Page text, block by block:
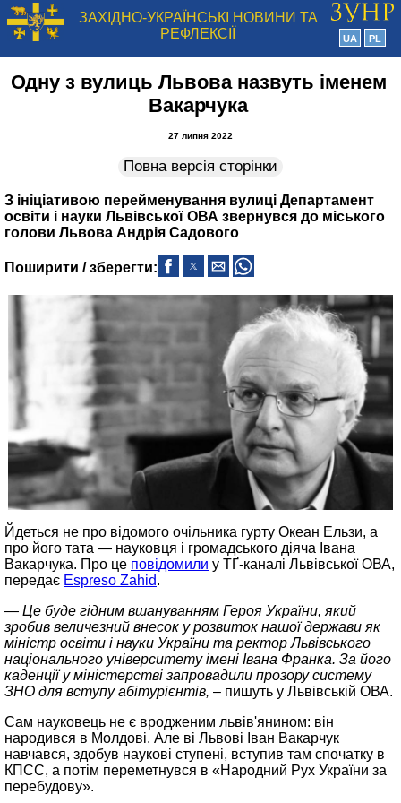
ЗАХІДНО-УКРАЇНСЬКІ НОВИНИ ТА
РЕФЛЕКСІЇ
UA PL
Одну з вулиць Львова назвуть іменем
Вакарчука
27 липня 2022
Повна версія сторінки
З ініціативою перейменування вулиці Департамент
освіти і науки Львівської ОВА звернувся до міського
голови Львова Андрія Садового
Поширити / зберегти:
Йдеться не про відомого очільника гурту Океан Ельзи, а
про його тата — науковця і громадського діяча Івана
Вакарчука. Про це повідомили у ТҐ-каналі Львівської ОВА,
передає Espreso Zahid.
— Це буде гідним вшануванням Героя України, який
зробив величезний внесок у розвиток нашої держави як
міністр освіти і науки України та ректор Львівського
національного університету імені Івана Франка. За його
каденції у міністерстві запровадили прозору систему
ЗНО для вступу абітурієнтів, – пишуть у Львівській ОВА.
Сам науковець не є вродженим львів'янином: він
народився в Молдові. Але ві Львові Іван Вакарчук
навчався, здобув наукові ступені, вступив там спочатку в
КПСС, а потім переметнувся в «Народний Рух України за
перебудову».